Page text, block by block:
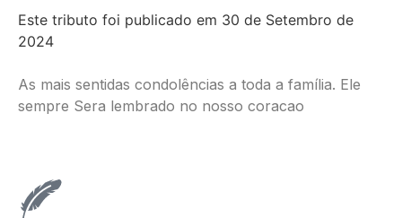
Este tributo foi publicado em 30 de Setembro de
2024
As mais sentidas condolências a toda a família. Ele
sempre Sera lembrado no nosso coracao